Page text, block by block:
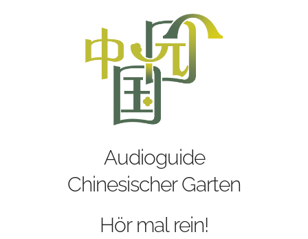
Audioguide
Chinesischer Garten
Hör mal rein!